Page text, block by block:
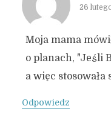
26
Moja mama
o planach, "Jeśli
a więc stosowała
Odpowiedz